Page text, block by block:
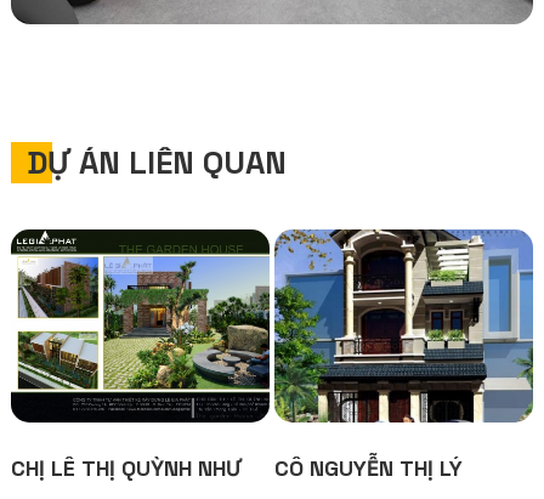
DỰ ÁN LIÊN QUAN
CHỊ LÊ THỊ QUỲNH NHƯ CÔ NGUYỄN THỊ LÝ